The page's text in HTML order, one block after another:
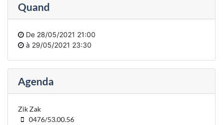
Quand
De 28/05/2021 21:00
à 29/05/2021 23:30
Agenda
Zik Zak
0476/53.00.56